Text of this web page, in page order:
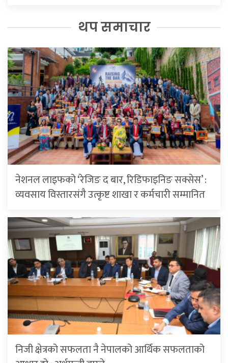
थप समाचार
नेशनल लाइफको ‘रेजिङ द बार, रिडिफाइनिङ सक्सेस’ :
व्यवसाय विस्तारसंगै उत्कृष्ट शाखा र कर्मचारी सम्मानित
निजी क्षेत्रको सफलता नै नेपालको आर्थिक सफलताको